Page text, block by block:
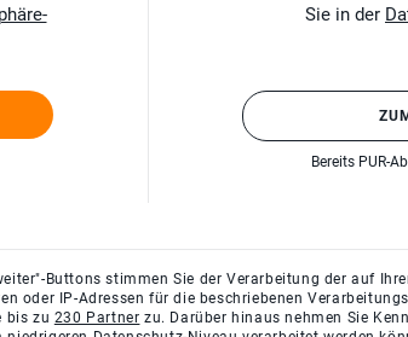
Sie in der
Bereits PUR-
Buttons stimmen Sie der Verarbeitung der auf
oder IP-Adressen für die beschriebenen
bis zu 230 Partner zu. Darüber hinaus nehmen Sie